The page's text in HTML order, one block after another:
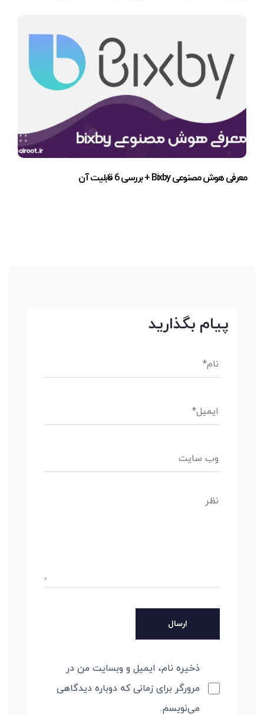
معرفی هوش مصنوعی Bixby + بررسی 6 قابلیت آن
پیام بگذارید
ذخیره نام، ایمیل و وبسایت من در
مرورگر برای زمانی که دوباره دیدگاهی
می‌نویسم.